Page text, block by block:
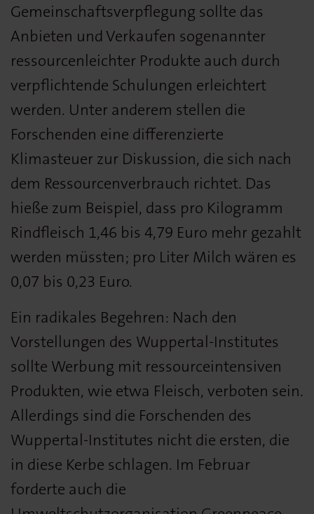
Gemeinschaftsverpflegung sollte das
Anbieten und Verkaufen sogenannter
ressourcenleichter Produkte auch durch
verpflichtende Schulungen erleichtert
werden. Unter anderem stellen die
Forschenden eine differenzierte
Klimasteuer zur Diskussion, die sich nach
dem Ressourcenverbrauch richtet. Das
hieße zum Beispiel, dass pro Kilogramm
Rindfleisch 1,46 bis 4,79 Euro mehr gezahlt
werden müssten; pro Liter Milch wären es
0,07 bis 0,23 Euro.
Ein radikales Begehren: Nach den
Vorstellungen des Wuppertal-Institutes
sollte Werbung mit ressourceintensiven
Produkten, wie etwa Fleisch, verboten sein.
Allerdings sind die Forschenden des
Wuppertal-Institutes nicht die ersten, die
in diese Kerbe schlagen. Im Februar
forderte auch die